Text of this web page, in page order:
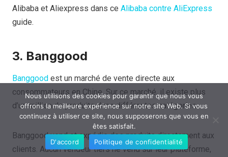
Alibaba et Aliexpress dans ce Alibaba contre AliExpress
guide.
3. Banggood
Banggood est un marché de vente directe aux
consommateurs en Chine. Sur ce marché, il existe plus
d’un million de produits dans différentes catégories.
Banggood vend et expédie des produits directement aux
clients. Aucun vendeur tiers ne vend sur leur plateforme,
Nous utilisons des cookies pour garantir que nous vous
offrons la meilleure expérience sur notre site Web. Si vous
continuez à utiliser ce site, nous supposerons que vous en
êtes satisfait.
D'accord
Politique de confidentialité